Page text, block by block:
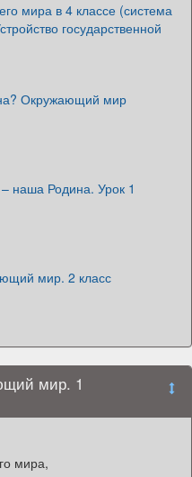
мира в 4 классе (система
государственной
Окружающий мир
наша Родина. Урок 1
мир. 2 класс
мир. 1
мира,